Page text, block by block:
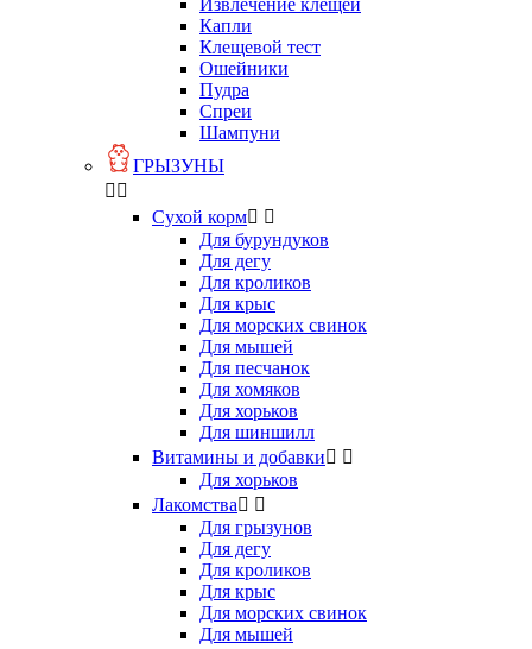
Капли
Клещевой тест
Ошейники
Пудра
Спреи
Шампуни
ГРЫЗУНЫ
 
Сухой корм 
Для бурундуков
Для дегу
Для кроликов
Для крыс
Для морских свинок
Для мышей
Для песчанок
Для хомяков
Для хорьков
Для шиншилл
Витамины и добавки 
Для хорьков
Лакомства 
Для грызунов
Для дегу
Для кроликов
Для крыс
Для морских свинок
Для мышей